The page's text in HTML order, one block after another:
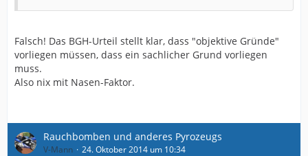
Falsch! Das BGH-Urteil stellt klar, dass "objektive Gründe"
vorliegen müssen, dass ein sachlicher Grund vorliegen
muss.
Also nix mit Nasen-Faktor.
Rauchbomben und anderes Pyrozeugs
V-Mann 24. Oktober 2014 um 10:34